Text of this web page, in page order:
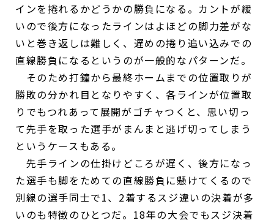
インを捲れるかどうかの勝負になる。カントが緩
いので後方になったラインはよほどの脚力差がな
いと巻き返しは難しく、遅めの捲り追い込みでの
直線勝負になるというのが一般的なパターンだ。
そのため打鐘から最終ホームまでの位置取りが
勝敗の分かれ目となりやすく、各ラインが位置取
りでもつれあって展開がゴチャつくと、思い切っ
て先手を取った選手がまんまと逃げ切ってしまう
というケースもある。
先手ラインの仕掛けどころが遅く、後方になっ
た選手も脚をためての直線勝負に懸けてくるので
別線の選手同士で1、2着するスジ違いの決着が多
いのも特徴のひとつだ。18年の大会でもスジ決着